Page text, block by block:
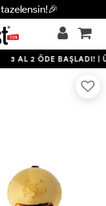
tazelensin!🎉
3 AL 2 ÖDE BAŞLADI! |